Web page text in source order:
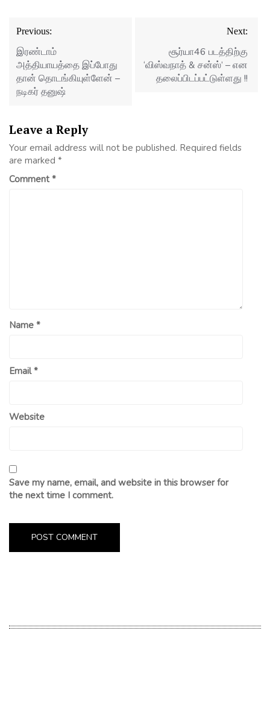
Post
navigation
Previous:
இரண்டாம்
அத்தியாயத்தை இப்போது
தான் தொடங்கியுள்ளேன் –
நடிகர் தனுஷ்
Next:
சூர்யா46 படத்திற்கு
‘விஸ்வநாத் & சன்ஸ்’ – என
தலைப்பிடப்பட்டுள்ளது !!
Leave a Reply
Your email address will not be published. Required fields
are marked *
Comment*
Name *
Email*
Website
Save my name, email, and website in this browser for
the next time I comment.